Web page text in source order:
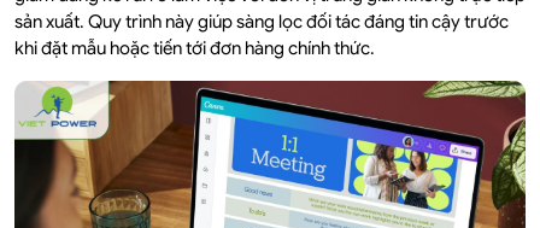
sản xuất. Quy trình này giúp sàng lọc đối tác đáng tin cậy trước
khi đặt mẫu hoặc tiến tới đơn hàng chính thức.